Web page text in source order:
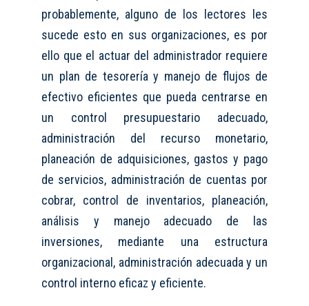
probablemente, alguno de los lectores les
sucede esto en sus organizaciones, es por
ello que el actuar del administrador requiere
un plan de tesorería y manejo de flujos de
efectivo eficientes que pueda centrarse en
un control presupuestario adecuado,
administración del recurso monetario,
planeación de adquisiciones, gastos y pago
de servicios, administración de cuentas por
cobrar, control de inventarios, planeación,
análisis y manejo adecuado de las
inversiones, mediante una estructura
organizacional, administración adecuada y un
control interno eficaz y eficiente.